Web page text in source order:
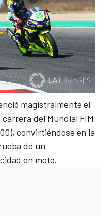
magistralmente el
carrera del Mundial FIM
convirtiéndose en la
de un
en moto.